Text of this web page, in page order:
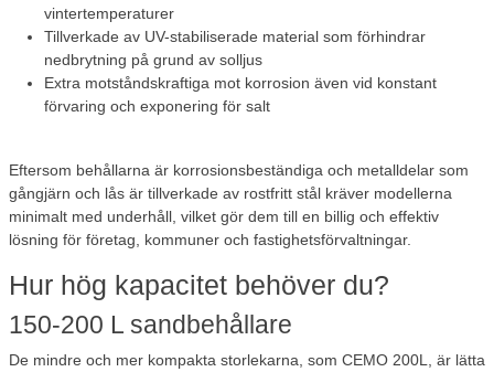
vintertemperaturer
Tillverkade av UV-stabiliserade material som förhindrar
nedbrytning på grund av solljus
Extra motståndskraftiga mot korrosion även vid konstant
förvaring och exponering för salt
Eftersom behållarna är korrosionsbeständiga och metalldelar som
gångjärn och lås är tillverkade av rostfritt stål kräver modellerna
minimalt med underhåll, vilket gör dem till en billig och effektiv
lösning för företag, kommuner och fastighetsförvaltningar.
Hur hög kapacitet behöver du?
150-200 L sandbehållare
De mindre och mer kompakta storlekarna, som CEMO 200L, är lätta